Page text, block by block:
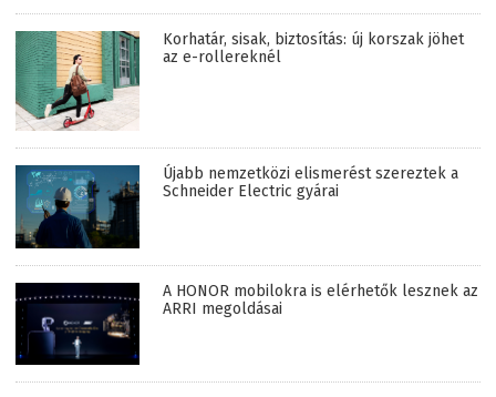
Korhatár, sisak, biztosítás: új korszak jöhet
az e-rollereknél
Újabb nemzetközi elismerést szereztek a
Schneider Electric gyárai
A HONOR mobilokra is elérhetők lesznek az
ARRI megoldásai